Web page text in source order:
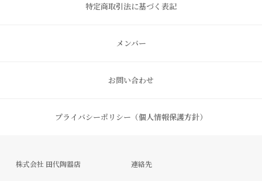
特定商取引法に基づく表記
メンバー
お問い合わせ
プライバシーポリシー（個人情報保護方針）
株式会社 田代陶器店 連絡先